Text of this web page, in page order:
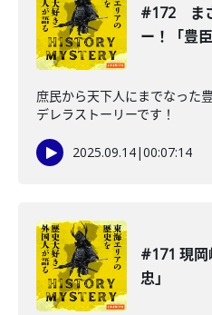
#172 ま
ー！「豊臣
庶民から天下人にまでなった
デレラストーリーです！
2025.09.14|00:07:14
#171 現岡
忠」